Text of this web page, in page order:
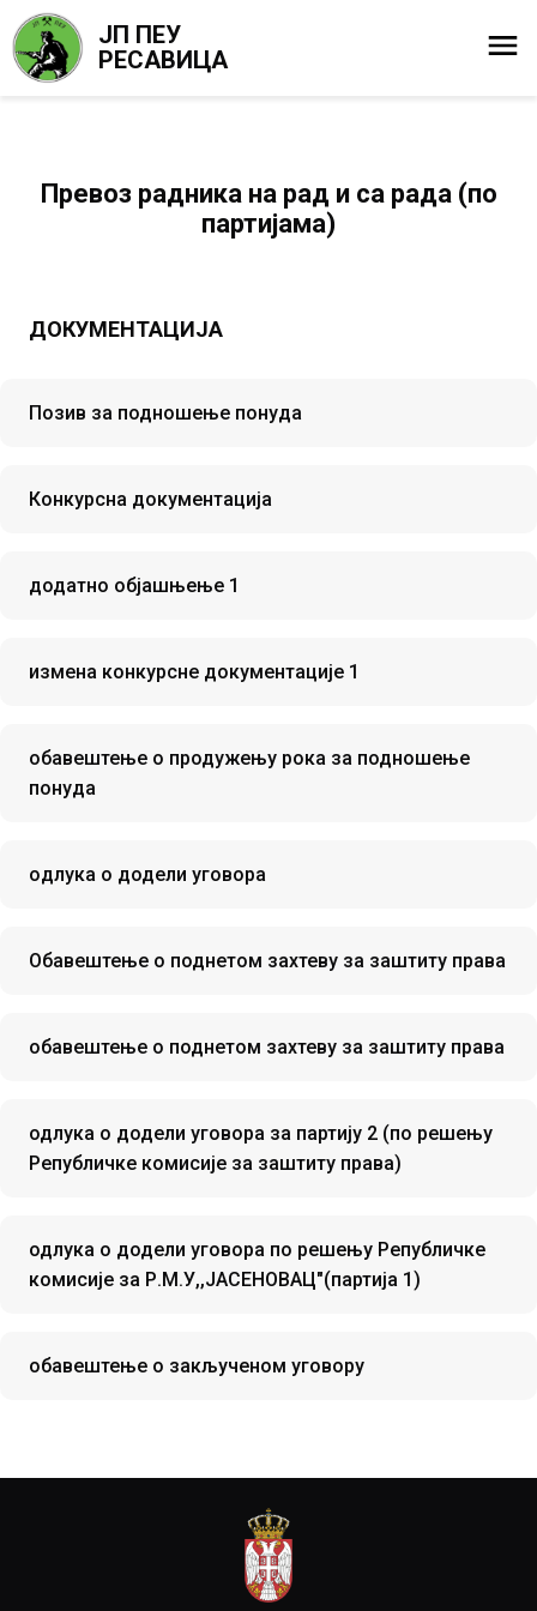
ЈП ПЕУ
РЕСАВИЦА
Превоз радника на рад и са рада (по
партијама)
ДОКУМЕНТАЦИЈА
Позив за подношење понуда
Конкурсна документација
додатно објашњење 1
измена конкурсне документације 1
обавештење о продужењу рока за подношење
понуда
oдлука о додели уговора
Oбавештење о поднетом захтеву за заштиту права
обавештење о поднетом захтеву за заштиту права
одлука о додели уговора за партију 2 (по решењу
Републичке комисије за заштиту права)
одлука о додели уговора по решењу Републичке
комисије за Р.М.У,,ЈАСЕНОВАЦ"(партија 1)
обавештење о закљученом уговору